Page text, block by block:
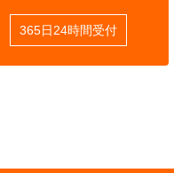
365日24時間受付